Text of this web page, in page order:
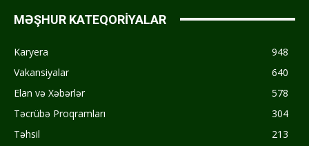
MƏŞHUR KATEQORİYALAR
Karyera
948
Vakansiyalar
640
Elan və Xəbərlər
578
Təcrübə Proqramları
304
Təhsil
213